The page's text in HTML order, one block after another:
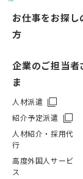
お仕事をお探し
方
企業のご担当者
ま
人材派遣
紹介予定派遣
人材紹介・採用代
行
高度外国人サービ
ス